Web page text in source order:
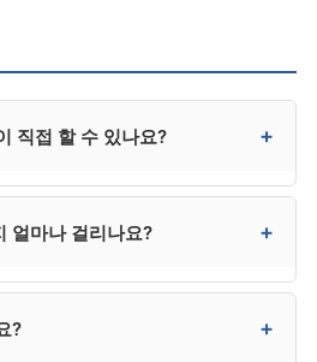
직접 할 수 있나요? +
분 대리인을 선임합니다. 사건이
얼마나 걸리나요? +
수도 있습니다.
? +